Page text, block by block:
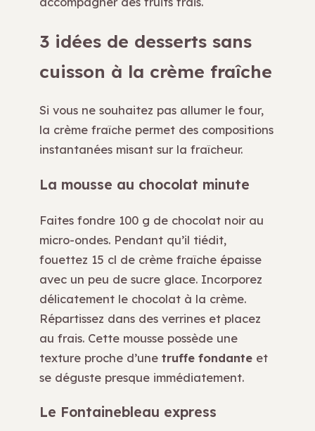
3 idées de desserts sans
cuisson à la crème fraîche
Si vous ne souhaitez pas allumer le four,
la crème fraîche permet des compositions
instantanées misant sur la fraîcheur.
La mousse au chocolat minute
Faites fondre 100 g de chocolat noir au
micro-ondes. Pendant qu’il tiédit,
fouettez 15 cl de crème fraîche épaisse
avec un peu de sucre glace. Incorporez
délicatement le chocolat à la crème.
Répartissez dans des verrines et placez
au frais. Cette mousse possède une
texture proche d’une truffe fondante et
se déguste presque immédiatement.
Le Fontainebleau express